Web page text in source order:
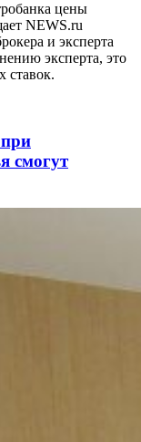
цены
NEWS.ru
и эксперта
эксперта, это
ставок.
смогут